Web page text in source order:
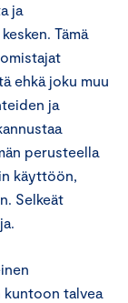
ja
Tämä
ehkä joku muu
ja
perusteella
käyttöön,
Selkeät
talvea